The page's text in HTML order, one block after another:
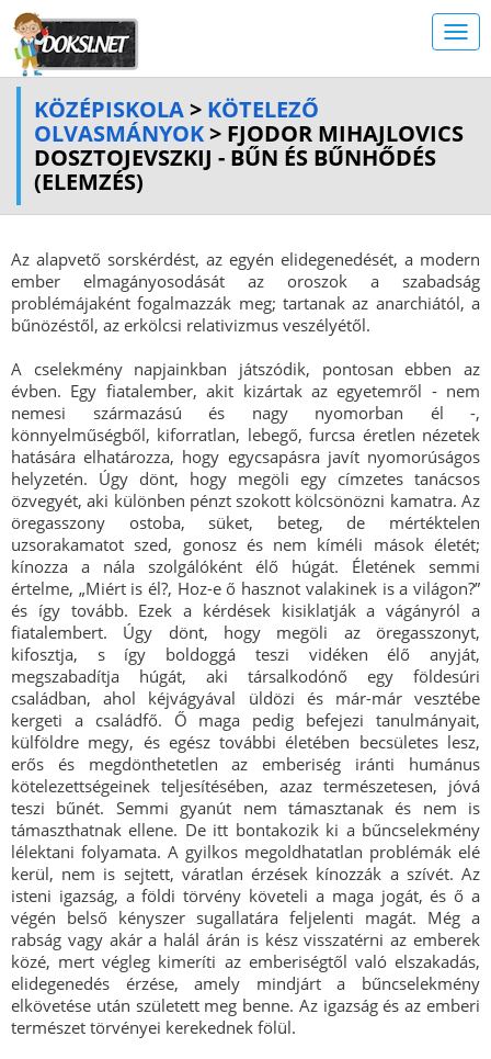
KÖZÉPISKOLA> KÖTELEZŐ
OLVASMÁNYOK> FJODOR MIHAJLOVICS
DOSZTOJEVSZKIJ - BŰN ÉS BŰNHŐDÉS
(ELEMZÉS)
Az alapvető sorskérdést, az egyén elidegenedését, a modern
ember elmagányosodását az oroszok a szabadság
problémájaként fogalmazzák meg; tartanak az anarchiától, a
bűnözéstől, az erkölcsi relativizmus veszélyétől.
A cselekmény napjainkban játszódik, pontosan ebben az
évben. Egy fiatalember, akit kizártak az egyetemről - nem
nemesi származású és nagy nyomorban él -,
könnyelműségből, kiforratlan, lebegő, furcsa éretlen nézetek
hatására elhatározza, hogy egycsapásra javít nyomorúságos
helyzetén. Úgy dönt, hogy megöli egy címzetes tanácsos
özvegyét, aki különben pénzt szokott kölcsönözni kamatra. Az
öregasszony ostoba, süket, beteg, de mértéktelen
uzsorakamatot szed, gonosz és nem kíméli mások életét;
kínozza a nála szolgálóként élő húgát. Életének semmi
értelme, „Miért is él?, Hoz-e ő hasznot valakinek is a világon?”
és így tovább. Ezek a kérdések kisiklatják a vágányról a
fiatalembert. Úgy dönt, hogy megöli az öregasszonyt,
kifosztja, s így boldoggá teszi vidéken élő anyját,
megszabadítja húgát, aki társalkodónő egy földesúri
családban, ahol kéjvágyával üldözi és már-már vesztébe
kergeti a családfő. Ő maga pedig befejezi tanulmányait,
külföldre megy, és egész további életében becsületes lesz,
erős és megdönthetetlen az emberiség iránti humánus
kötelezettségeinek teljesítésében, azaz természetesen, jóvá
teszi bűnét. Semmi gyanút nem támasztanak és nem is
támaszthatnak ellene. De itt bontakozik ki a bűncselekmény
lélektani folyamata. A gyilkos megoldhatatlan problémák elé
kerül, nem is sejtett, váratlan érzések kínozzák a szívét. Az
isteni igazság, a földi törvény követeli a maga jogát, és ő a
végén belső kényszer sugallatára feljelenti magát. Még a
rabság vagy akár a halál árán is kész visszatérni az emberek
közé, mert végleg kimeríti az emberiségtől való elszakadás,
elidegenedés érzése, amely mindjárt a bűncselekmény
elkövetése után született meg benne. Az igazság és az emberi
természet törvényei kerekednek fölül.